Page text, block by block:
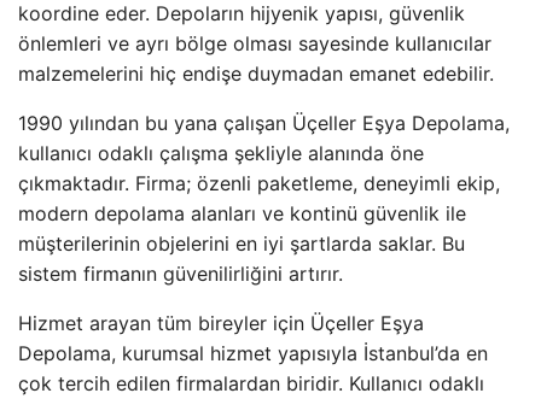
koordine eder. Depoların hijyenik yapısı, güvenlik
önlemleri ve ayrı bölge olması sayesinde kullanıcılar
malzemelerini hiç endişe duymadan emanet edebilir.
1990 yılından bu yana çalışan Üçeller Eşya Depolama,
kullanıcı odaklı çalışma şekliyle alanında öne
çıkmaktadır. Firma; özenli paketleme, deneyimli ekip,
modern depolama alanları ve kontinü güvenlik ile
müşterilerinin objelerini en iyi şartlarda saklar. Bu
sistem firmanın güvenilirliğini artırır.
Hizmet arayan tüm bireyler için Üçeller Eşya
Depolama, kurumsal hizmet yapısıyla İstanbul’da en
çok tercih edilen firmalardan biridir. Kullanıcı odaklı